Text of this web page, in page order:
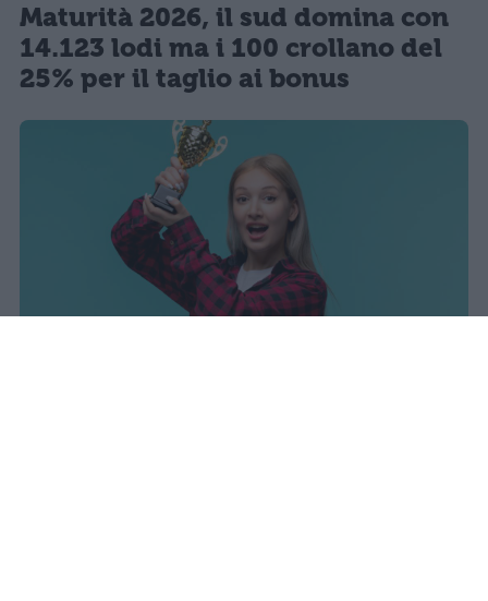
Maturità 2026, il sud domina con
14.123 lodi ma i 100 crollano del
25% per il taglio ai bonus